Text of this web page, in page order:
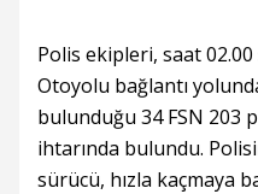
Polis ekipleri, saat 02.00
Otoyolu bağlantı
bulunduğu 34 FSN 203
ihtarında bulundu.
sürücü, hızla kaçmaya